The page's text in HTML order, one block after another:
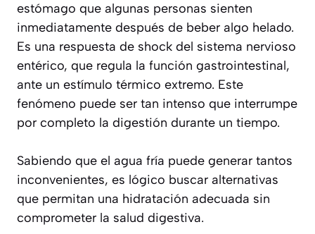
estómago que algunas personas sienten
inmediatamente después de beber algo helado.
Es una respuesta de shock del sistema nervioso
entérico, que regula la función gastrointestinal,
ante un estímulo térmico extremo. Este
fenómeno puede ser tan intenso que interrumpe
por completo la digestión durante un tiempo.
Sabiendo que el agua fría puede generar tantos
inconvenientes, es lógico buscar alternativas
que permitan una hidratación adecuada sin
comprometer la salud digestiva.